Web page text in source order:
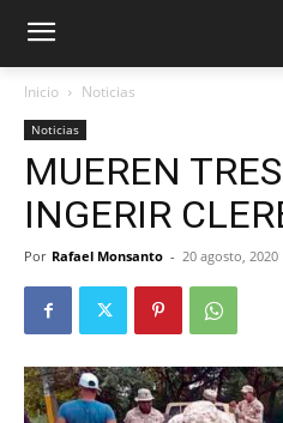
Inicio Noticias
Noticias
MUEREN
INGERIR
Por Rafael Monsanto - 20 agosto, 2020